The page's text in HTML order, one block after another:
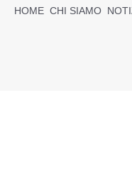
HOME CHI SIAMO